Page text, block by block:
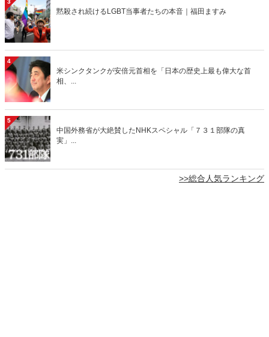
3
黙殺され続けるLGBT当事者たちの本音｜福田ますみ
4
米シンクタンクが安倍元首相を「日本の歴史上最も偉大な首
相、...
5
中国外務省が大絶賛したNHKスペシャル「７３１部隊の真
実」...
>>総合人気ランキング